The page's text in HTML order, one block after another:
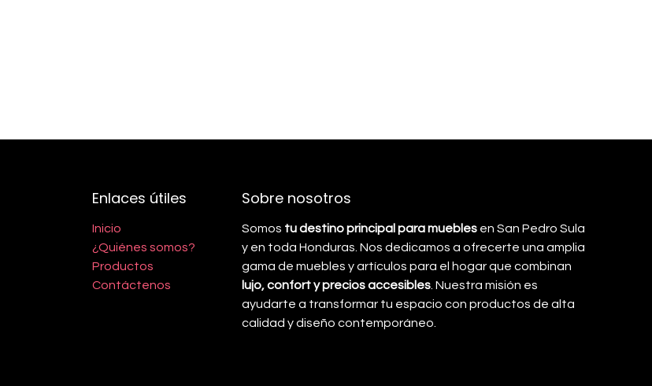
Enlaces útiles
Inicio
¿Quiénes somos?
Productos
Contáctenos
Sobre nosotros
Somos tu destino principal para muebles en San Pedro Sula
y en toda Honduras. Nos dedicamos a ofrecerte una amplia
gama de muebles y artículos para el hogar que combinan
lujo, confort y precios accesibles . Nuestra misión es
ayudarte a transformar tu espacio con productos de alta
calidad y diseño contemporáneo.